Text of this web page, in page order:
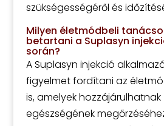
szükségességéről és
Milyen életmódbeli
betartani a Suplasyn
során?
A Suplasyn injekció
figyelmet fordítani az
is, amelyek hozzájárulhatnak
egészségének